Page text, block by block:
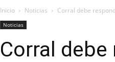
Inicio Noticias Corral debe
Noticias
Corral